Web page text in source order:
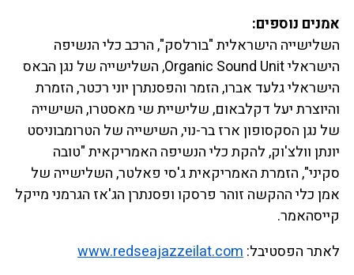
אמנים נוספים:
השלישייה הישראלית "בורלסק", הרכב כלי הנשיפה
הישראלי Organic Sound Unit, השלישייה של נגן הבאס
הישראלי גלעד אברו, הזמר והפסנתרן יוני רכטר, הזמרת
והיוצרת יעל דקלבאום, שלישיית שי מאסטרו, השישייה
של נגן הסקסופון ארז בר-נוי, השישייה של הטרומבוניסט
יונתן וולצ'וק, להקת כלי הנשיפה האמריקאית "טובה
סקיני", הזמרת האמריקאית ג'סי פאלטר, השלישייה של
אמן כלי ההקשה זוהר פרסקו ופסנתרן הג'אז הגרמני מייקל
קייסהאמר.
לאתר הפסטיבל:www.redseajazzeilat.com